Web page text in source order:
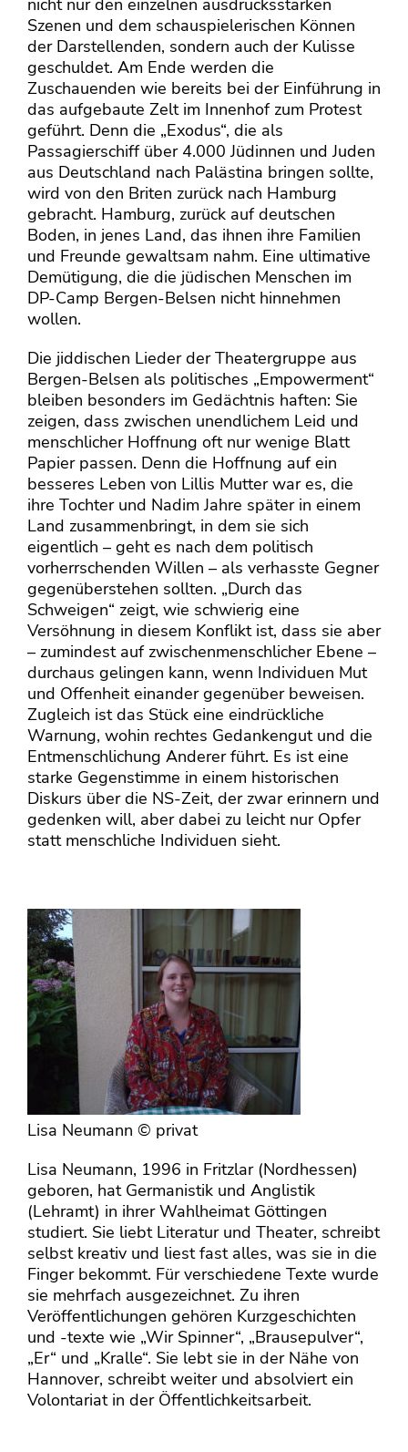
Szenen und dem schauspielerischen Können
der Darstellenden, sondern auch der Kulisse
geschuldet. Am Ende werden die
Zuschauenden wie bereits bei der Einführung in
das aufgebaute Zelt im Innenhof zum Protest
geführt. Denn die „Exodus“, die als
Passagierschiff über 4.000 Jüdinnen und Juden
aus Deutschland nach Palästina bringen sollte,
wird von den Briten zurück nach Hamburg
gebracht. Hamburg, zurück auf deutschen
Boden, in jenes Land, das ihnen ihre Familien
und Freunde gewaltsam nahm. Eine ultimative
Demütigung, die die jüdischen Menschen im
DP-Camp Bergen-Belsen nicht hinnehmen
wollen.
Die jiddischen Lieder der Theatergruppe aus
Bergen-Belsen als politisches „Empowerment“
bleiben besonders im Gedächtnis haften: Sie
zeigen, dass zwischen unendlichem Leid und
menschlicher Hoffnung oft nur wenige Blatt
Papier passen. Denn die Hoffnung auf ein
besseres Leben von Lillis Mutter war es, die
ihre Tochter und Nadim Jahre später in einem
Land zusammenbringt, in dem sie sich
eigentlich – geht es nach dem politisch
vorherrschenden Willen – als verhasste Gegner
gegenüberstehen sollten. „Durch das
Schweigen“ zeigt, wie schwierig eine
Versöhnung in diesem Konflikt ist, dass sie aber
– zumindest auf zwischenmenschlicher Ebene –
durchaus gelingen kann, wenn Individuen Mut
und Offenheit einander gegenüber beweisen.
Zugleich ist das Stück eine eindrückliche
Warnung, wohin rechtes Gedankengut und die
Entmenschlichung Anderer führt. Es ist eine
starke Gegenstimme in einem historischen
Diskurs über die NS-Zeit, der zwar erinnern und
gedenken will, aber dabei zu leicht nur Opfer
statt menschliche Individuen sieht.
Lisa Neumann © privat
Lisa Neumann, 1996 in Fritzlar (Nordhessen)
geboren, hat Germanistik und Anglistik
(Lehramt) in ihrer Wahlheimat Göttingen
studiert. Sie liebt Literatur und Theater, schreibt
selbst kreativ und liest fast alles, was sie in die
Finger bekommt. Für verschiedene Texte wurde
sie mehrfach ausgezeichnet. Zu ihren
Veröffentlichungen gehören Kurzgeschichten
und -texte wie „Wir Spinner“, „Brausepulver“,
„Er“ und „Kralle“. Sie lebt sie in der Nähe von
Hannover, schreibt weiter und absolviert ein
Volontariat in der Öffentlichkeitsarbeit.